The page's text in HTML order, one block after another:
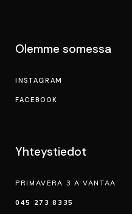
Olemme somessa
INSTAGRAM
FACEBOOK
Yhteystiedot
PRIMAVERA 3 A VANTAA
045 273 8335